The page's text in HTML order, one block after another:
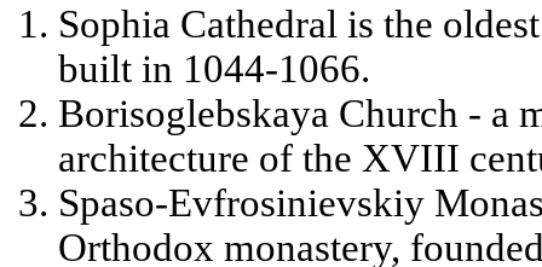
Sophia Cathedral is the
built in 1044-1066.
Borisoglebskaya Church - a
architecture of the XVIII
Spaso-Evfrosinievskiy
Orthodox monastery,